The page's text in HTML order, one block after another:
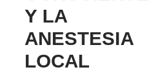
Y LA
ANESTESIA
LOCAL